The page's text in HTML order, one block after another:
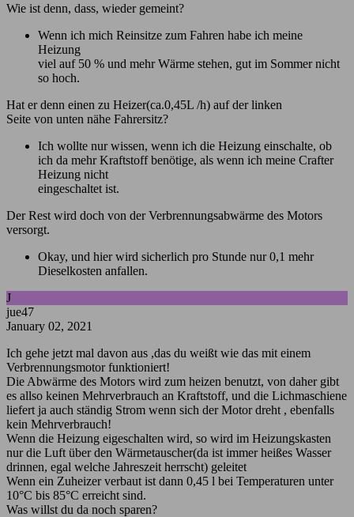
Wie ist denn, dass, wieder gemeint?
Wenn ich mich Reinsitze zum Fahren habe ich meine
Heizung
viel auf 50 % und mehr Wärme stehen, gut im Sommer nicht
so hoch.
Hat er denn einen zu Heizer(ca.0,45L /h) auf der linken
Seite von unten nähe Fahrersitz?
Ich wollte nur wissen, wenn ich die Heizung einschalte, ob
ich da mehr Kraftstoff benötige, als wenn ich meine Crafter
Heizung nicht
eingeschaltet ist.
Der Rest wird doch von der Verbrennungsabwärme des Motors
versorgt.
Okay, und hier wird sicherlich pro Stunde nur 0,1 mehr
Dieselkosten anfallen.
J
jue47
January 02, 2021
Ich gehe jetzt mal davon aus ,das du weißt wie das mit einem
Verbrennungsmotor funktioniert!
Die Abwärme des Motors wird zum heizen benutzt, von daher gibt
es allso keinen Mehrverbrauch an Kraftstoff, und die Lichmaschiene
liefert ja auch ständig Strom wenn sich der Motor dreht , ebenfalls
kein Mehrverbrauch!
Wenn die Heizung eigeschalten wird, so wird im Heizungskasten
nur die Luft über den Wärmetauscher(da ist immer heißes Wasser
drinnen, egal welche Jahreszeit herrscht) geleitet
Wenn ein Zuheizer verbaut ist dann 0,45 l bei Temperaturen unter
10°C bis 85°C erreicht sind.
Was willst du da noch sparen?